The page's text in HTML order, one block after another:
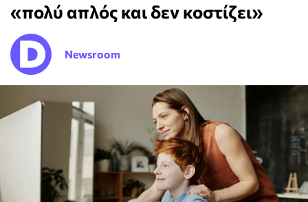
«πολύ απλός και δεν κοστίζει»
Newsroom